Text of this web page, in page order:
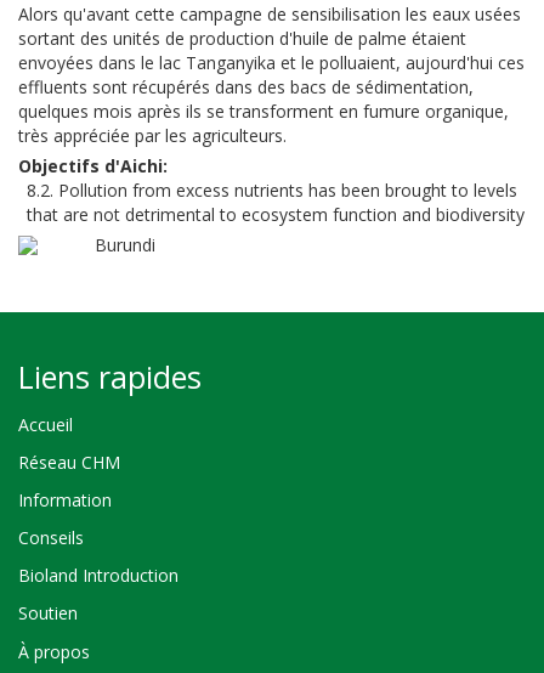
Alors qu'avant cette campagne de sensibilisation les eaux usées
sortant des unités de production d'huile de palme étaient
envoyées dans le lac Tanganyika et le polluaient, aujourd'hui ces
effluents sont récupérés dans des bacs de sédimentation,
quelques mois après ils se transforment en fumure organique,
très appréciée par les agriculteurs.
Objectifs d'Aichi
8.2. Pollution from excess nutrients has been brought to levels
that are not detrimental to ecosystem function and biodiversity
Burundi
Liens rapides
Accueil
Réseau CHM
Information
Conseils
Bioland Introduction
Soutien
À propos